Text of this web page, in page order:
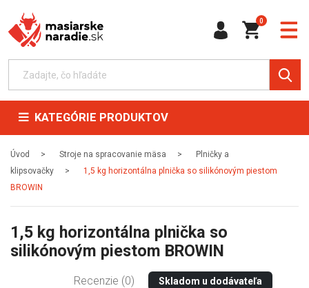
0
KATEGÓRIE PRODUKTOV
Úvod Stroje na spracovanie mäsa
Plničky a
klipsovačky
1,5 kg horizontálna plnička so silikónovým piestom
BROWIN
1,5 kg horizontálna plnička so
silikónovým piestom BROWIN
Recenzie (0) Skladom u dodávateľa